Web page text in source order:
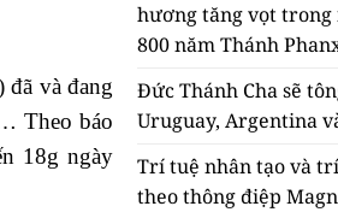
và đang
Theo báo
18g ngày
hương tăng vọt trong
800 năm Thánh
Đức Thánh Cha sẽ
Uruguay, Argentina
Trí tuệ nhân tạo và
theo thông điệp